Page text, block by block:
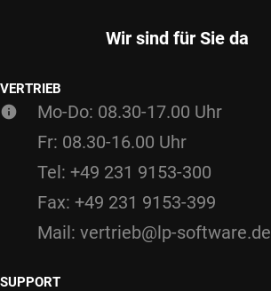
Wir sind für Sie da
VERTRIEB
Mo-Do: 08.30-17.00 Uhr
Fr: 08.30-16.00 Uhr
Tel: +49 231 9153-300
Fax: +49 231 9153-399
Mail: vertrieb@lp-software.de
SUPPORT